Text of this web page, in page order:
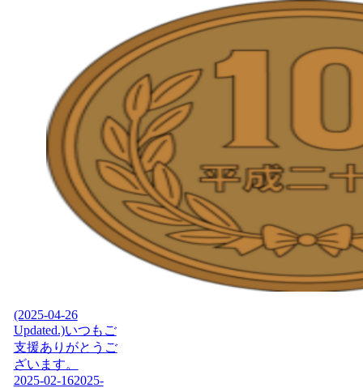
(2025-04-26
Updated.)いつもご
支援ありがとうご
ざいます。
2025-02-162025-